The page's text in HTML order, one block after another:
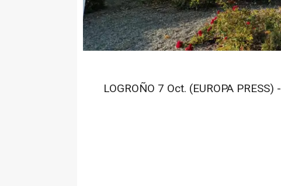
LOGROÑO 7 Oct. (EUROPA PRESS) -